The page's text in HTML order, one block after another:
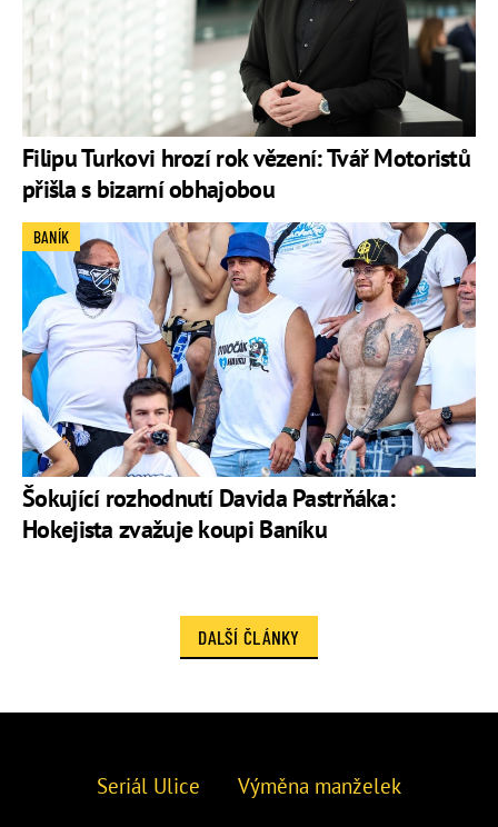
Filipu Turkovi hrozí rok vězení: Tvář Motoristů
přišla s bizarní obhajobou
Šokující rozhodnutí Davida Pastrňáka:
Hokejista zvažuje koupi Baníku
BANÍK
DALŠÍ ČLÁNKY
Seriál Ulice Výměna manželek